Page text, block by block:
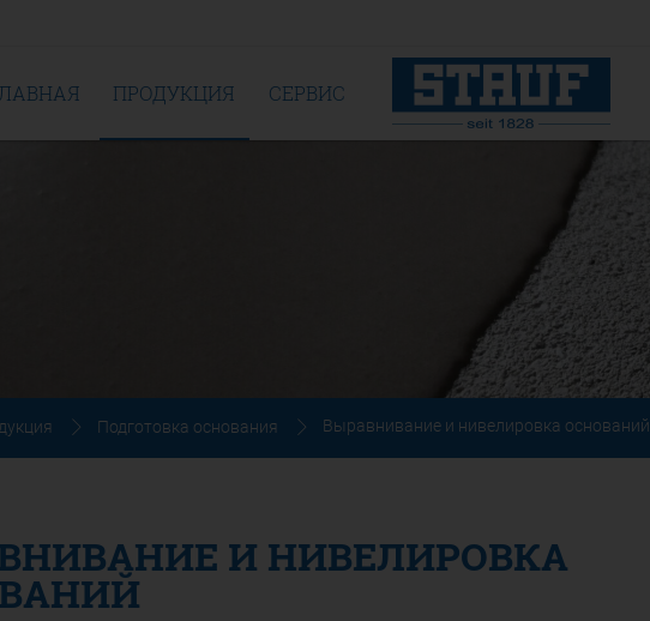
ПРОДУКЦИЯ СЕРВИС
Подготовка основания Выравнивание и нивелировка оснований
И НИВЕЛИРОВКА